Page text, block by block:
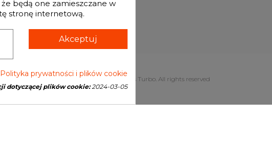
Copyright © 2026 Genesis Turbo. All rights reserved
będą one zamieszczane w
stronę internetową.
Akceptuj
Polityka prywatności i plików cookie
dotyczącej plików cookie:2024-03-05